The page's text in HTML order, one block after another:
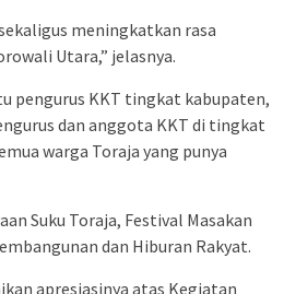
meningkatkan rasa
Utara,” jelasnya.
pengurus KKT tingkat kabupaten,
dan anggota KKT di tingkat
warga Toraja yang punya
Suku Toraja, Festival Masakan
dan Hiburan Rakyat.
apresiasinya atas Kegiatan